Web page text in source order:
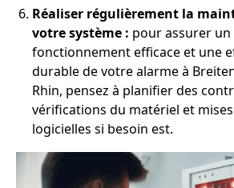
Réaliser régulièrement la
votre système : pour assurer un
fonctionnement efficace et une
durable de votre alarme à
Rhin, pensez à planifier des
vérifications du matériel et
logicielles si besoin est.